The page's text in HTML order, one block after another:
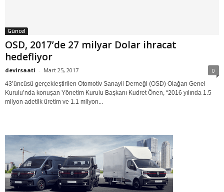
Güncel
OSD, 2017’de 27 milyar Dolar ihracat
hedefliyor
devirsaati - Mart 25, 2017 0
43’üncüsü gerçekleştirilen Otomotiv Sanayii Derneği (OSD) Olağan Genel
Kurulu’nda konuşan Yönetim Kurulu Başkanı Kudret Önen, “2016 yılında 1.5
milyon adetlik üretim ve 1.1 milyon...